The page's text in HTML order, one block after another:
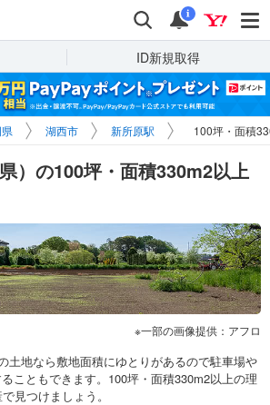
検索 通知
i
ID新規取得
湖西市 新所原駅 100坪・面積
）の100坪・面積330m2以上
一部の画像提供：アフロ
土地なら敷地面積にゆとりがあるので駐車場や
こともできます。100坪・面積330m2以上の理
見つけましょう。